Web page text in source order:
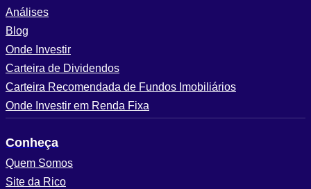
Análises
Blog
Onde Investir
Carteira de Dividendos
Carteira Recomendada de Fundos Imobiliários
Onde Investir em Renda Fixa
Conheça
Quem Somos
Site da Rico